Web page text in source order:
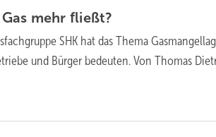
mehr fließt?
SHK hat das Thema
und Bürger bedeuten. Von Thomas